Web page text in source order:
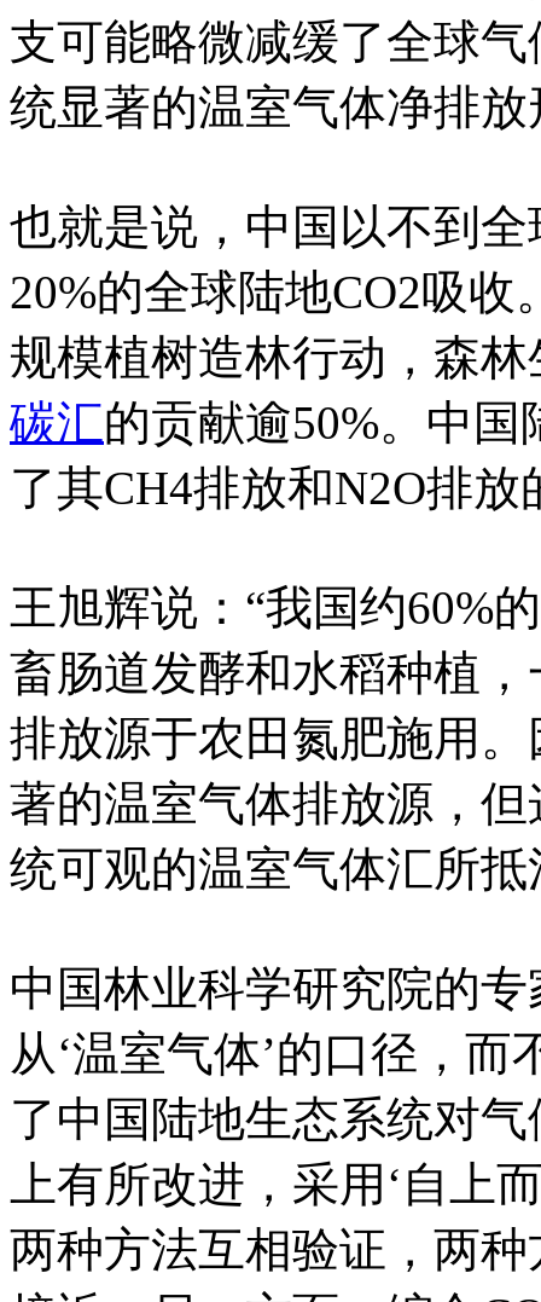
支可能略微减缓了全球
统显著的温室气体净排
也就是说，中国以不到
20%的全球陆地CO2吸
规模植树造林行动，森
碳汇的贡献逾50%。中国
了其CH4排放和N2O排
王旭辉说：“我国约60%
畜肠道发酵和水稻种植
排放源于农田氮肥施用
著的温室气体排放源，
统可观的温室气体汇所抵
中国林业科学研究院的
从‘温室气体’的口径，
了中国陆地生态系统对
上有所改进，采用‘自上
两种方法互相验证，两